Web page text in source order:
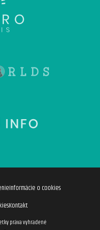
Informácie o cookies
Kontakt
práva vyhradené